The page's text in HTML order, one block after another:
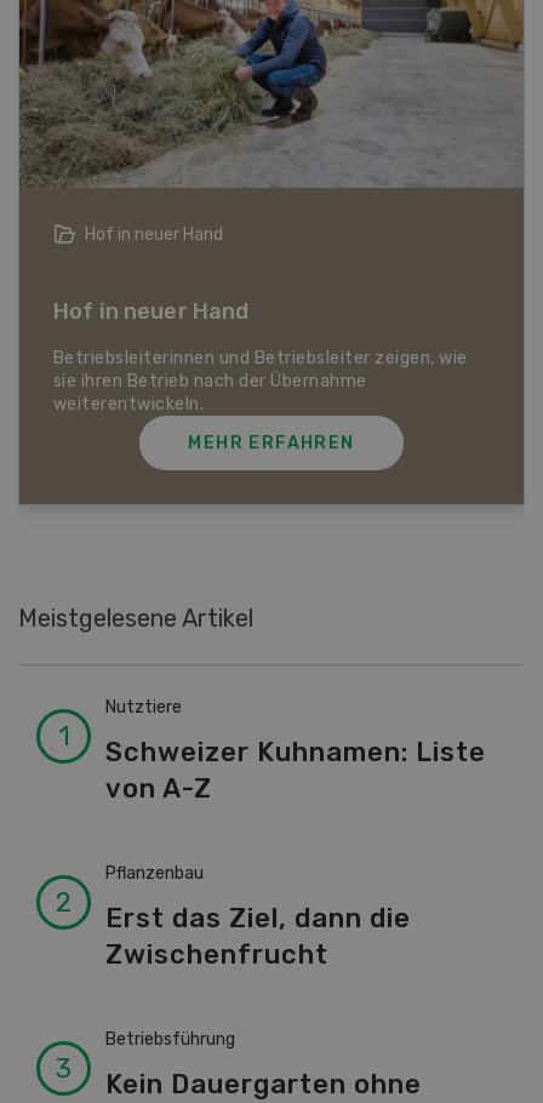
Hof in neuer Hand
Hof in neuer Hand
Betriebsleiterinnen und Betriebsleiter zeigen, wie
sie ihren Betrieb nach der Übernahme
weiterentwickeln.
MEHR ERFAHREN
Meistgelesene Artikel
Nutztiere
Schweizer Kuhnamen: Liste
von A-Z
Pflanzenbau
Erst das Ziel, dann die
Zwischenfrucht
Betriebsführung
Kein Dauergarten ohne